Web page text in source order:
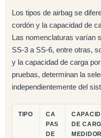
Los tipos de airbag se
cordón y la capacidad de
Las nomenclaturas varían
SS-3 a SS-6, entre otras,
y la capacidad de carga
pruebas, determinan la
independientemente del
TIPO
CA
PAS
DE
DE
MEDIDOR